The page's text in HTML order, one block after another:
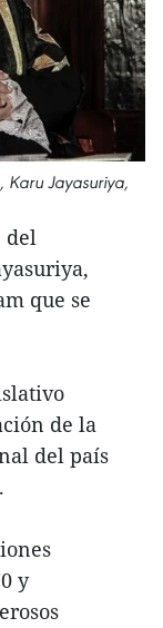
Karu Jayasuriya,
del
que se
de la
del país
y